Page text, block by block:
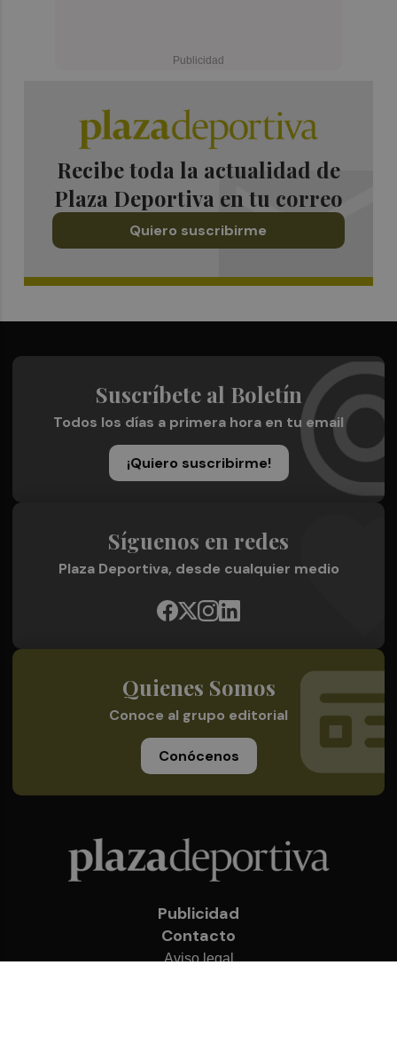
Recibe toda la actualidad de
Plaza Deportiva en tu correo
Quiero suscribirme
Suscríbete al Boletín
Todos los días a primera hora en tu email
¡Quiero suscribirme!
Síguenos en redes
Plaza Deportiva, desde cualquier medio
Quienes Somos
Conoce al grupo editorial
Conócenos
Publicidad
Contacto
Aviso legal